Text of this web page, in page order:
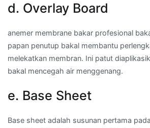
d. Overlay Board
anemer membrane bakar profesional
papan penutup bakal membantu
melekatkan membran. Ini patut
bakal mencegah air menggenang.
e. Base Sheet
Base sheet adalah susunan pertama